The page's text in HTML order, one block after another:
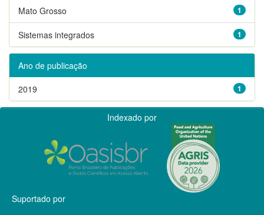
1
Mato Grosso
1
Sistemas integrados
Ano de publicação
1
2019
Indexado por
Suportado por